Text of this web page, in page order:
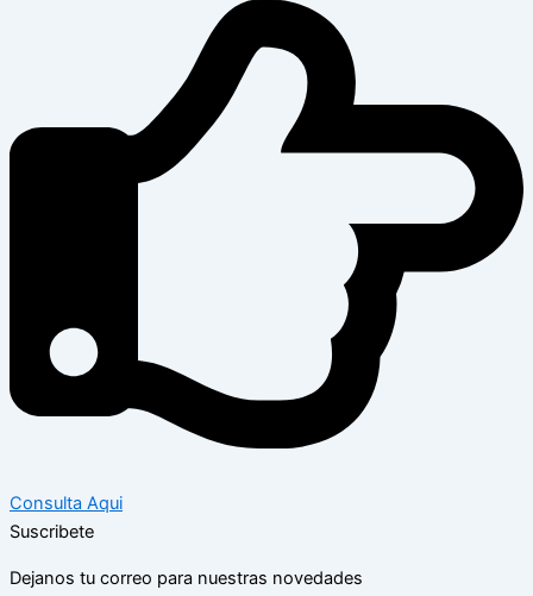
Consulta Aqui
Suscribete
Dejanos tu correo para nuestras novedades